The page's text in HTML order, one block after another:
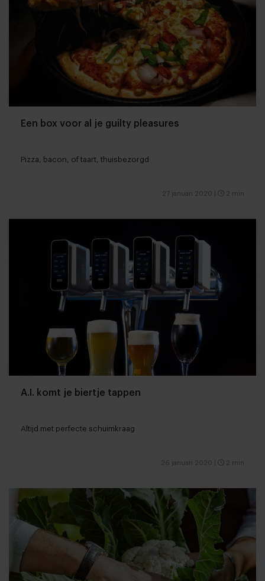
Een box voor al je guilty pleasures
Pizza, bacon, of taart, thuisbezorgd
27 januari 2020 2 min
A.I. komt je biertje tappen
Altijd met perfecte schuimkraag
26 januari 2020 2 min